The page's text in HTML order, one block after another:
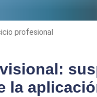
profesional
la